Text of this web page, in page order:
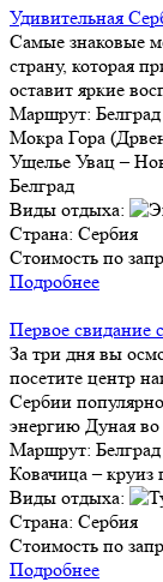
Удивительная
Самые знаковые
страну, которая
оставит яркие
Маршрут:
Мокра Гора
Ущелье Увац –
Белград
Виды отдыха:
Страна: Сербия
Стоимость по
Подробнее
Первое свидание
За три дня вы
посетите центр
Сербии
энергию Дуная во
Маршрут:
Ковачица –
Виды отдыха:
Страна: Сербия
Стоимость по
Подробнее